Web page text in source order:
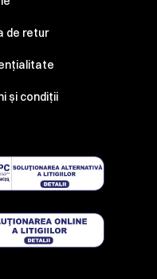
de retur
și condiții